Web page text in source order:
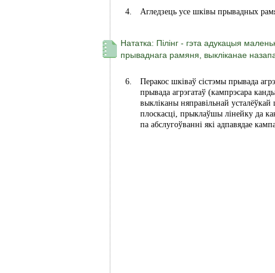
Агледзець усе шківы прывадных
Нататка: Пілінг - гэта адукацыя
прываднага рамяня, выкліканае
Перакос шківаў сістэмы прывада
прывада агрэгатаў (кампрэсара
выкліканы няправільнай
плоскасці, прыклаўшы лінейку да
па абслугоўванні які адпавядае